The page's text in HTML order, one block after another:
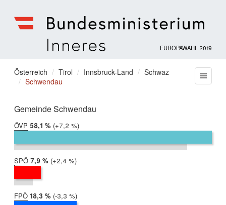
für
Inneres
EUROPAWAHL 2019
Sie
befinden
hier:
Österreich Tirol Innsbruck-Land
Schwaz
Schwendau
Gemeinde Schwendau
ÖVP 2019:
58,1 %
2014:
50,8 %
Differenz:
+7,2 %
SPÖ 2019:
7,9 %
2014:
5,5 %
Differenz:
+2,4 %
FPÖ 2019:
18,3 %
2014:
21,6 %
Differenz:
-3,3 %